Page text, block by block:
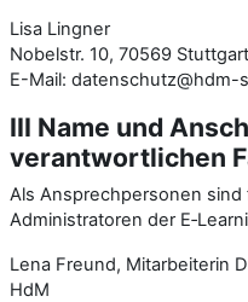
Lisa Lingner
Nobelstr. 10, 70569
E-Mail: datenschutz@hdm-
III Name und
verantwortlichen
Als Ansprechpersonen
Administratoren der
Lena Freund, Mitarbeiterin
HdM